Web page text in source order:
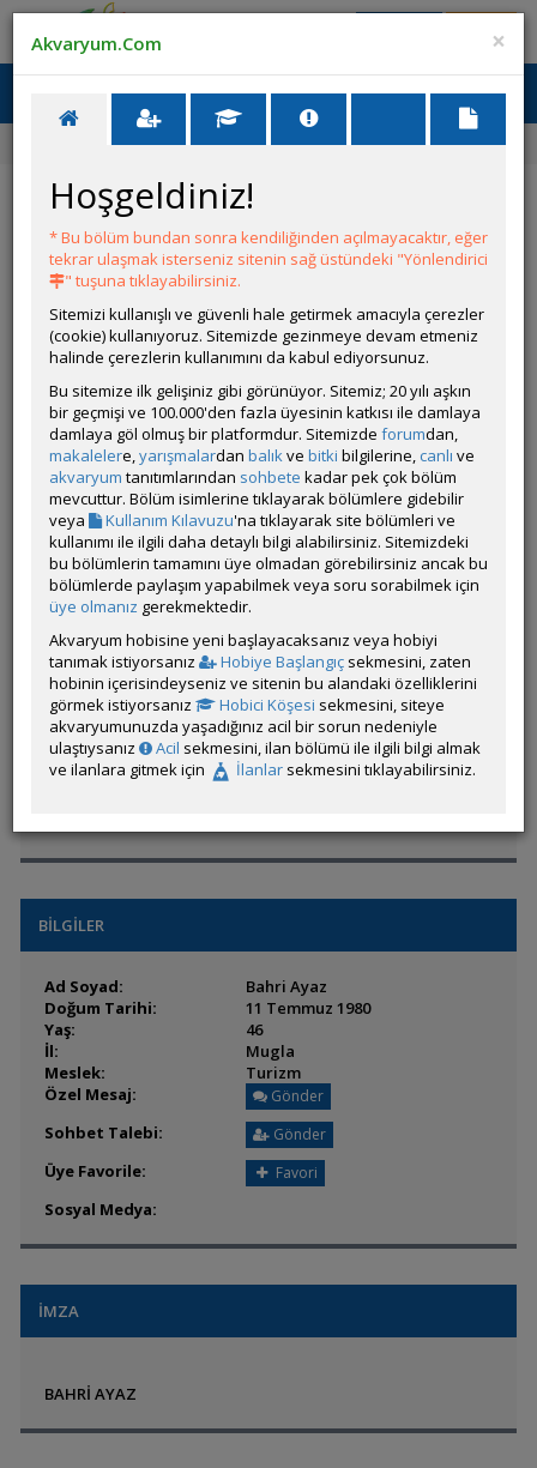
Ana Menü
Ana Sayfa
Forum Üye Profili
ÖZELLİKLER
Kullanıcı Adı:
Demasonilover
Kullanıcı Grubu:
Forum Özel Üyesi
Kullanıcı Başlığı:
Geri Bildirimleri:
3 adet mevcut.
Aldığı Beğeni:
17
Hesap Durumu:
Aktif
Durumu:
Çevrim Dışı
Üyelik Tarihi:
09 Ağustos 2008 03:30
Son Ziyaret:
17 Mart 2019 03:16
Toplam Mesaj:
1213 [0.18 Gün Ortalaması]
Paylaşım Sayisı:
0 (Son 6 Ay)
İlan Sayisı:
Üyenin Mesaj ve İlanlarını Gör
Üyenin Açtığı Konuları Gör
BİLGİLER
Ad Soyad:
Bahri Ayaz
Doğum Tarihi:
11 Temmuz 1980
Yaş:
46
İl:
Mugla
Meslek:
Turizm
Özel Mesaj:
Gönder
Sohbet Talebi: Gönder
Üye Favorile: Favori
Sosyal Medya:
İMZA
BAHRİ AYAZ
×
Akvaryum.Com
Hoşgeldiniz!
* Bu bölüm bundan sonra kendiliğinden açılmayacaktır, eğer
tekrar ulaşmak isterseniz sitenin sağ üstündeki "Yönlendirici
" tuşuna tıklayabilirsiniz.
Sitemizi kullanışlı ve güvenli hale getirmek amacıyla çerezler
(cookie) kullanıyoruz. Sitemizde gezinmeye devam etmeniz
halinde çerezlerin kullanımını da kabul ediyorsunuz.
Bu sitemize ilk gelişiniz gibi görünüyor. Sitemiz; 20 yılı aşkın
bir geçmişi ve 100.000'den fazla üyesinin katkısı ile damlaya
damlaya göl olmuş bir platformdur. Sitemizde forumdan,
makalelere,yarışmalardan balıkve bitki bilgilerine, canlı ve
akvaryum tanıtımlarından sohbete kadar pek çok bölüm
mevcuttur. Bölüm isimlerine tıklayarak bölümlere gidebilir
veya
Kullanım Kılavuzu'na tıklayarak site bölümleri ve
kullanımı ile ilgili daha detaylı bilgi alabilirsiniz. Sitemizdeki
bu bölümlerin tamamını üye olmadan görebilirsiniz ancak bu
bölümlerde paylaşım yapabilmek veya soru sorabilmek için
üye olmanız gerekmektedir.
Akvaryum hobisine yeni başlayacaksanız veya hobiyi
tanımak istiyorsanız
Hobiye Başlangıç sekmesini, zaten
hobinin içerisindeyseniz ve sitenin bu alandaki özelliklerini
görmek istiyorsanız
Hobici Köşesi sekmesini, siteye
akvaryumunuzda yaşadığınız acil bir sorun nedeniyle
ulaştıysanız
Acil sekmesini, ilan bölümü ile ilgili bilgi almak
ve ilanlara gitmek için
İlanlar sekmesini tıklayabilirsiniz.